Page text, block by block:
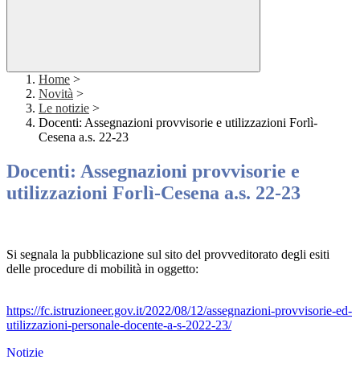
Home >
Novità >
Le notizie >
Docenti: Assegnazioni provvisorie e utilizzazioni Forlì-
Cesena a.s. 22-23
Docenti: Assegnazioni provvisorie e
utilizzazioni Forlì-Cesena a.s. 22-23
Si segnala la pubblicazione sul sito del provveditorato degli esiti
delle procedure di mobilità in oggetto:
https://fc.istruzioneer.gov.it/2022/08/12/assegnazioni-provvisorie-ed-
utilizzazioni-personale-docente-a-s-2022-23/
Notizie